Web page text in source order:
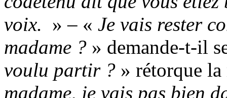
voix. » – « Je vais rester
madame ? » demande-t-il
voulu partir ? » rétorque
madame, je vais pas bien